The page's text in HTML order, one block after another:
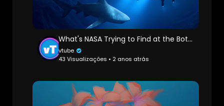
What's NASA Trying to Find at the Bottom of the Ocean?
vtube
43 Visualizações • 2 anos atrás